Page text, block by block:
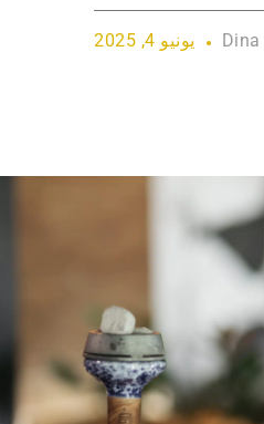
يونيو 4, 2025